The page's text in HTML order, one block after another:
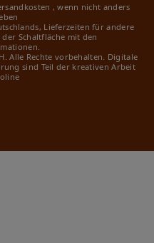
, wenn nicht anders
Lieferzeiten für andere
Schaltfläche mit den
Alle Rechte vorbehalten. Digitale
sind Teil der kreativen Arbeit